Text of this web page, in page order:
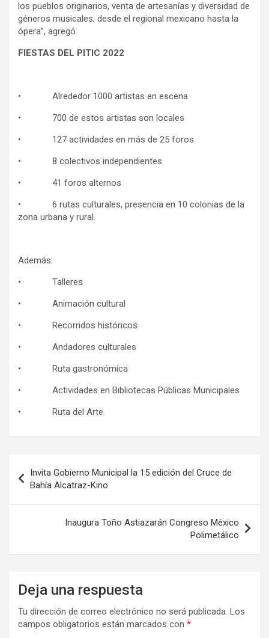
los pueblos originarios, venta de artesanías y diversidad de
géneros musicales, desde el regional mexicano hasta la
ópera”, agregó.
FIESTAS DEL PITIC 2022
• Alrededor 1000 artistas en escena
• 700 de estos artistas son locales
• 127 actividades en más de 25 foros
• 8 colectivos independientes
• 41 foros alternos
• 6 rutas culturales, presencia en 10 colonias de la
zona urbana y rural.
Además:
• Talleres
• Animación cultural
• Recorridos históricos
• Andadores culturales
• Ruta gastronómica
• Actividades en Bibliotecas Públicas Municipales
• Ruta del Arte
de
entradas
Invita Gobierno Municipal la 15 edición del Cruce de
Bahía Alcatraz-Kino
Inaugura Toño Astiazarán Congreso México
Polimetálico
Deja una respuesta
Tu dirección de correo electrónico no será publicada. Los
campos obligatorios están marcados con *